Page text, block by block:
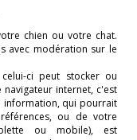
chien ou votre chat.
avec modération sur le
celui-cipeut stocker ou
internet, c'est
information, qui pourrait
ou de votre
ou mobile), est